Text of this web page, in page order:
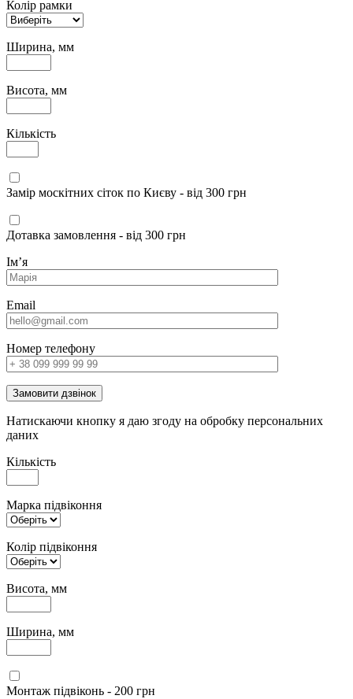
Колір рамки
Ширина, мм
Висота, мм
Кількість
Замір москітних сіток по Києву - від 300 грн
Дотавка замовлення - від 300 грн
Імʼя
Email
Номер телефону
Замовити дзвінок
Натискаючи кнопку я даю згоду на обробку персональних
даних
Кількість
Марка підвіконня
Колір підвіконня
Висота, мм
Ширина, мм
Монтаж підвіконь - 200 грн